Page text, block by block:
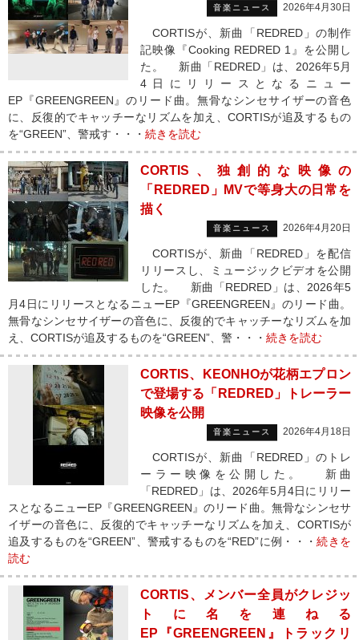
音楽ニュース 2026年4月30日
CORTISが、新曲「REDRED」の制作
記映像『Cooking REDRED 1』を公開し
た。 新曲「REDRED」は、2026年5月
4日にリリースとなるニュー
EP『GREENGREEN』のリード曲。無骨なシンセサイザーの音色
に、反復的でキャッチーなリズムを加え、CORTISが追及するもの
を“GREEN”、警戒す・・・ 続きを読む
CORTIS、独創的な映像の
「REDRED」MVで等身大の日常を
描く
音楽ニュース 2026年4月20日
CORTISが、新曲「REDRED」を配信
リリースし、ミュージックビデオを公開
した。 新曲「REDRED」は、2026年5
月4日にリリースとなるニューEP『GREENGREEN』のリード曲。
無骨なシンセサイザーの音色に、反復的でキャッチーなリズムを加
え、CORTISが追及するものを“GREEN”、警・・・ 続きを読む
CORTIS、KEONHOが花柄エプロン
で登場する「REDRED」トレーラー
映像を公開
音楽ニュース 2026年4月18日
CORTISが、新曲「REDRED」のトレ
ーラー映像を公開した。 新曲
「REDRED」は、2026年5月4日にリリー
スとなるニューEP『GREENGREEN』のリード曲。無骨なシンセサ
イザーの音色に、反復的でキャッチーなリズムを加え、CORTISが
追及するものを“GREEN”、警戒するものを“RED”に例・・・続きを
読む
CORTIS、メンバー全員がクレジッ
トに名を連ねる
EP『GREENGREEN』トラックリ